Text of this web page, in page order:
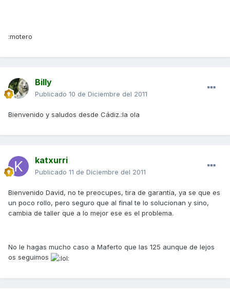
:motero
Billy
Publicado 10 de Diciembre del 2011
Bienvenido y saludos desde Cádiz.:la ola
katxurri
Publicado 11 de Diciembre del 2011
Bienvenido David, no te preocupes, tira de garantía, ya se que es
un poco rollo, pero seguro que al final te lo solucionan y sino,
cambia de taller que a lo mejor ese es el problema.
No le hagas mucho caso a Maferto que las 125 aunque de lejos
os seguimos